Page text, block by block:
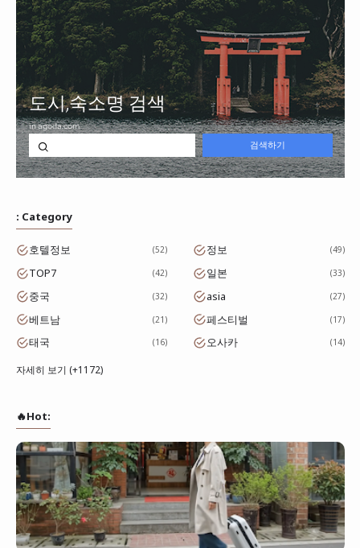
: Category
호텔정보 52 정보 49
TOP7 42 일본 33
중국 32 asia 27
베트남 21 페스티벌 17
태국 16 오사카 14
자세히 보기 (+1172)
🔥Hot: